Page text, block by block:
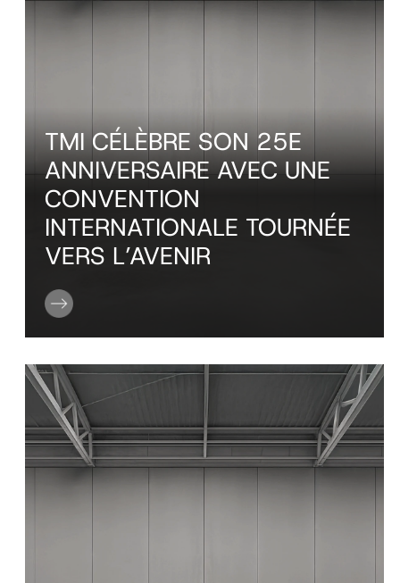
TMI CÉLÈBRE SON 25E
ANNIVERSAIRE AVEC UNE
CONVENTION
INTERNATIONALE TOURNÉE
VERS L’AVENIR